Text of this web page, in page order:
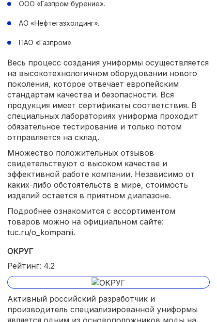
ООО «Газпром бурение».
АО «Нефтегазхолдинг».
ПАО «Газпром».
Весь процесс создания униформы осуществляется
на высокотехнологичном оборудовании нового
поколения, которое отвечает европейским
стандартам качества и безопасности. Вся
продукция имеет сертификаты соответствия. В
специальных лабораториях униформа проходит
обязательное тестирование и только потом
отправляется на склад.
Множество положительных отзывов
свидетельствуют о высоком качестве и
эффективной работе компании. Независимо от
каких-либо обстоятельств в мире, стоимость
изделий остается в приятном диапазоне.
Подробнее ознакомится с ассортиментом
товаров можно на официальном сайте:
tuc.ru/o_kompanii.
ОКРУГ
Рейтинг: 4.2
Активный российский разработчик и
производитель специализированной униформы
является одним из основоположников моды на